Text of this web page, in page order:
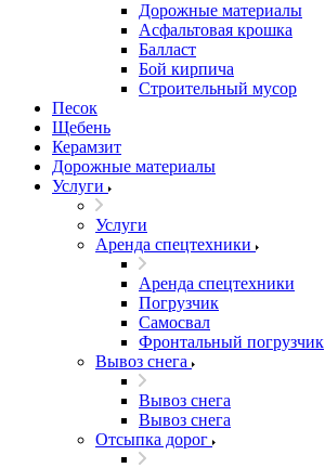
Дорожные материалы
Асфальтовая крошка
Балласт
Бой кирпича
Строительный мусор
Песок
Щебень
Керамзит
Дорожные материалы
Услуги
Услуги
Аренда спецтехники
Аренда спецтехники
Погрузчик
Самосвал
Фронтальный погрузчик
Вывоз снега
Вывоз снега
Вывоз снега
Отсыпка дорог